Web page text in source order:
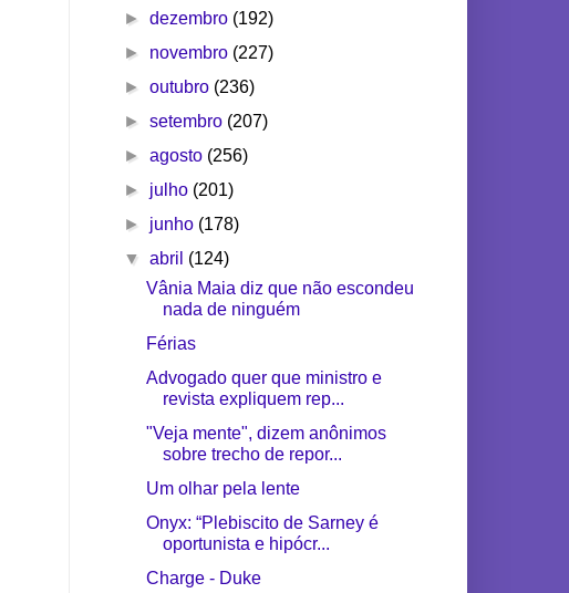
►dezembro (192)
► novembro (227)
►outubro (236)
►setembro (207)
►agosto (256)
► julho (201)
► junho (178)
▼abril (124)
Vânia Maia diz que não escondeu
nada de ninguém
Férias
Advogado quer que ministro e
revista expliquem rep...
"Veja mente", dizem anônimos
sobre trecho de repor...
Um olhar pela lente
Onyx: “Plebiscito de Sarney é
oportunista e hipócr...
Charge - Duke